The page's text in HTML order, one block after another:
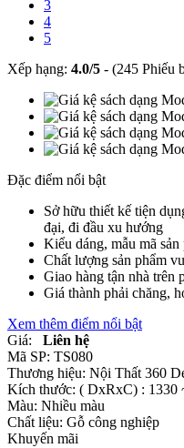
3
4
5
Xếp hạng: 4.0/5 - (245 Phiếu
Đặc điểm nổi bật
Sở hữu thiết kế tiện
đại, đi đầu xu hướng
Kiểu dáng, mẫu mã
Chất lượng sản phẩm
Giao hàng tận nhà trên
Giá thành phải chăng,
Xem thêm điểm nổi bật
Giá:
Liên hệ
Mã SP: TS080
Thương hiệu: Nội Thất 360
Kích thước: ( DxRxC) : 1330
Màu: Nhiều màu
Chất liệu: Gỗ công nghiệp
Khuyến mãi